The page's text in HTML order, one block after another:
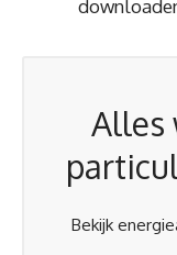
Alles
Bekijk